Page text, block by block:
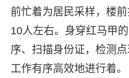
前忙着为居民采样，楼
10人左右。身穿红马甲
序、扫描身份证，检测
工作有序高效地进行着。